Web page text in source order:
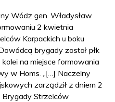
Wódz gen. Władysław
2 kwietnia
Karpackich u boku
brygady został płk
na miejsce formowania
w Homs. „[…] Naczelny
zarządził z dniem 2
Strzelców